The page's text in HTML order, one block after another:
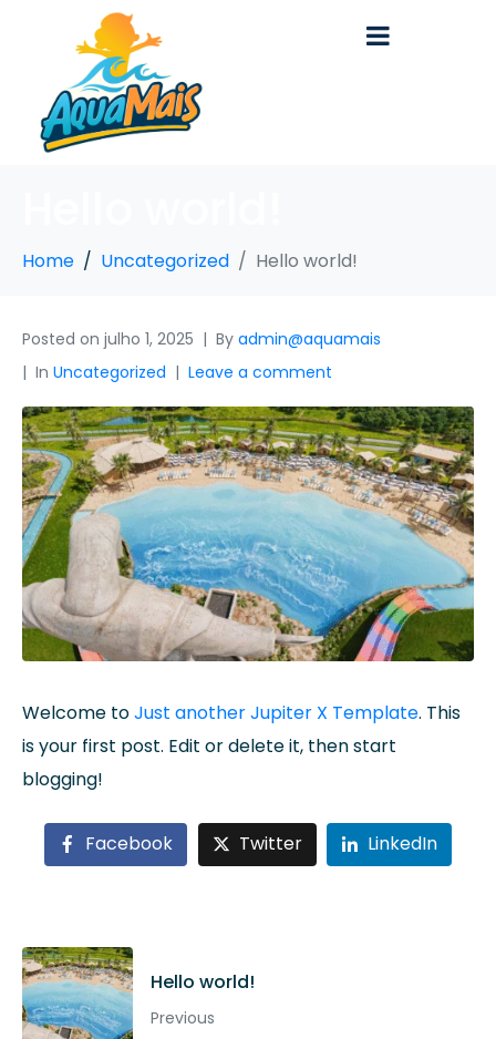
Home Uncategorized Hello world!
Posted on julho 1, 2025 By admin@aquamais
In Uncategorized Leave a comment
Welcome toJust another Jupiter X Template. This
is your first post. Edit or delete it, then start
blogging!
Facebook Twitter LinkedIn
Hello world!
Previous